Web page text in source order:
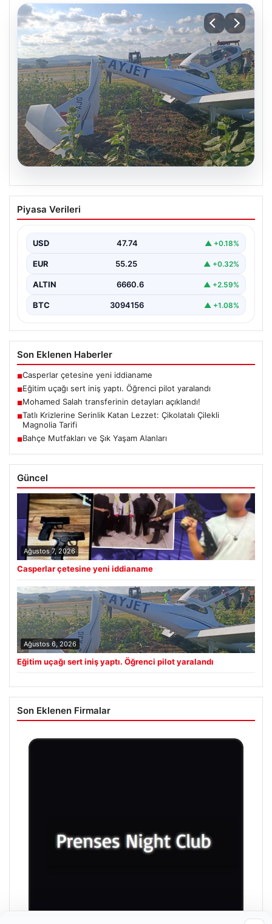
06.08.2026
Eğitim uçağı sert iniş yaptı. Öğrenci
pilot yaralandı
Piyasa Verileri
USD 47.74 ▲ +0.18%
EUR 55.25 ▲ +0.32%
ALTIN 6660.6 ▲ +2.59%
BTC 3094156 ▲ +1.08%
Son Eklenen Haberler
■Casperlar çetesine yeni iddianame
■Eğitim uçağı sert iniş yaptı. Öğrenci pilot yaralandı
■Mohamed Salah transferinin detayları açıklandı!
■Tatlı Krizlerine Serinlik Katan Lezzet: Çikolatalı Çilekli
Magnolia Tarifi
■Bahçe Mutfakları ve Şık Yaşam Alanları
Güncel
Ağustos 7, 2026
Casperlar çetesine yeni iddianame
Ağustos 6, 2026
Eğitim uçağı sert iniş yaptı. Öğrenci pilot yaralandı
Son Eklenen Firmalar